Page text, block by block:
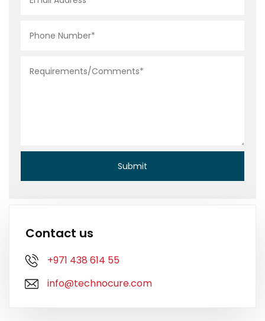
Contact us
+971 438 614 55
info@technocure.com